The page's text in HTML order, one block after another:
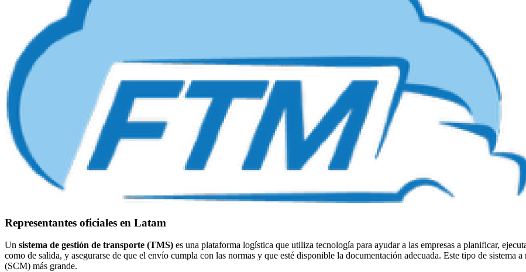
Representantes oficiales en Latam
Un sistema de gestión de transporte (TMS) es una plataforma logística que utiliza tecnología para ayudar a las empresas a planificar,
como de salida, y asegurarse de que el envío cumpla con las normas y que esté disponible la documentación adecuada. Este tipo de sistema
(SCM) más grande.